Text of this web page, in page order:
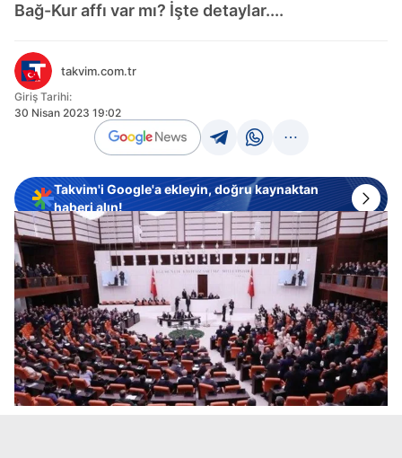
Bağ-Kur affı var mı? İşte detaylar....
takvim.com.tr
Giriş Tarihi:
30 Nisan 2023 19:02
Takvim'i Google'a ekleyin, doğru kaynaktan
haberi alın!